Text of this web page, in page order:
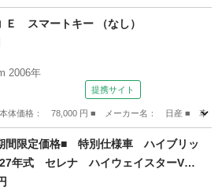
クリッパー
Ｅ スマートキー （なし）
2006年
提携サイト
体価格： 78,000 円 ■ メーカー名： 日産 ■
間限定価格■ 特別仕様車 ハイブリッ
年式 セレナ ハイウェイスターVセ
セフティHV_Aセフティ HFC26 NISS